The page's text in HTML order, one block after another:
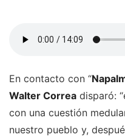
En contacto con “
Walter Correa disparó:
con una cuestión
nuestro pueblo y,